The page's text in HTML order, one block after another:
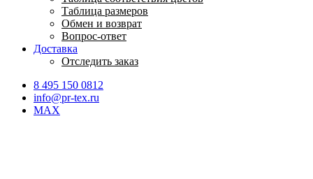
Таблица размеров
Обмен и возврат
Вопрос-ответ
Доставка
Отследить заказ
8 495 150 0812
info@pr-tex.ru
MAX